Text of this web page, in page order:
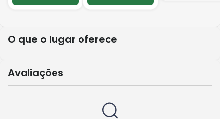
O que o lugar oferece
Avaliações